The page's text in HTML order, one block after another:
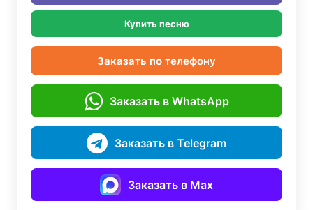
Купить песню
Заказать по телефону
Заказать в WhatsApp
Заказать в Telegram
Заказать в Max